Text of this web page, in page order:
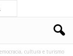
cultura e turismo